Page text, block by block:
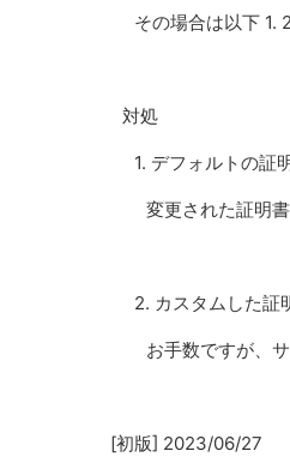
その場合は以下 1.
対処
1. デフォルトの証
変更された証明
2. カスタムした証
お手数ですが、
[初版] 2023/06/27